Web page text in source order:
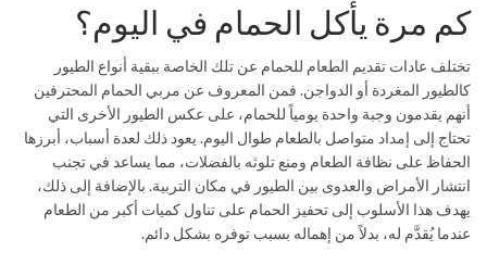
كم مرة يأكل الحمام في اليوم؟
تختلف عادات تقديم الطعام للحمام عن تلك الخاصة ببقية أنواع الطيور
كالطيور المغردة أو الدواجن. فمن المعروف عن مربي الحمام المحترفين
أنهم يقدمون وجبة واحدة يومياً للحمام، على عكس الطيور الأخرى التي
تحتاج إلى إمداد متواصل بالطعام طوال اليوم. يعود ذلك لعدة أسباب، أبرزها
الحفاظ على نظافة الطعام ومنع تلوثه بالفضلات، مما يساعد في تجنب
انتشار الأمراض والعدوى بين الطيور في مكان التربية. بالإضافة إلى ذلك،
يهدف هذا الأسلوب إلى تحفيز الحمام على تناول كميات أكبر من الطعام
عندما يُقدَّم له، بدلاً من إهماله بسبب توفره بشكل دائم.